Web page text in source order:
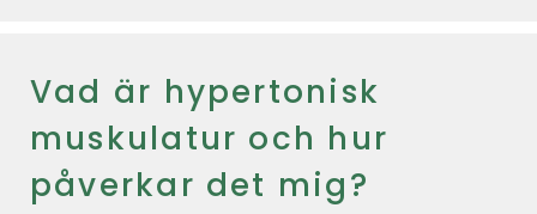
Vad är hypertonisk
muskulatur och hur
påverkar det mig?